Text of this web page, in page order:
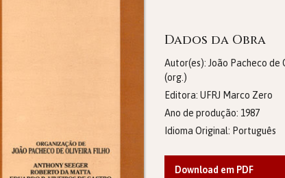
Dados da Obra
Autor(es): João Pacheco de
(org.)
Editora: UFRJ Marco Zero
Ano de produção: 1987
Idioma Original: Português
Download em PDF